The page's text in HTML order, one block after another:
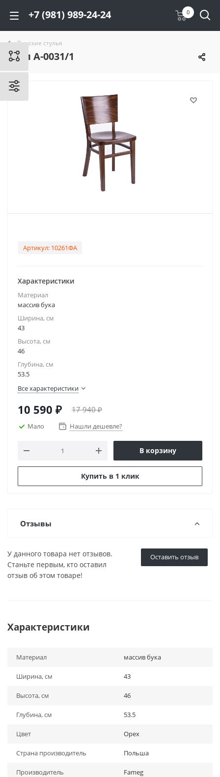
+7 (981) 989-24-24 0
Венские стулья
Стул А-0031/1
Артикул: 10261ФА
Характеристики
Материал
массив бука
Ширина, см
43
Высота, см
46
Глубина, см
53.5
Все характеристики
10 590 ₽ 17 940₽
Мало Нашли дешевле?
В корзину
Купить в 1 клик
Отзывы
Оставить отзыв
У данного товара нет отзывов.
Станьте первым, кто оставил
отзыв об этом товаре!
Характеристики
Материал массив бука
Ширина, см 43
Высота, см 46
Глубина, см 53.5
Цвет Орех
Страна производитель Польша
Производитель Fameg